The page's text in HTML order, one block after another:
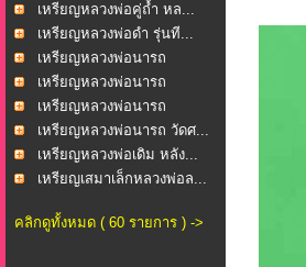
เหรียญหลวงพ่อคู่ถ้ำ หล...
เหรียญหลวงพ่อดำ รุ่นที...
เหรียญหลวงพ่อนารถ
นาคเ...เหรียญหลวงพ่อนารถ
นาคเ...เหรียญหลวงพ่อนารถ
นาคเ...เหรียญหลวงพ่อนารถ วัดศ...
เหรียญหลวงพ่อเดิม หลัง...
เหรียญเสมาเล็กหลวงพ่อล...
คลิกดูทั้งหมด ( 60 รายการ ) ->